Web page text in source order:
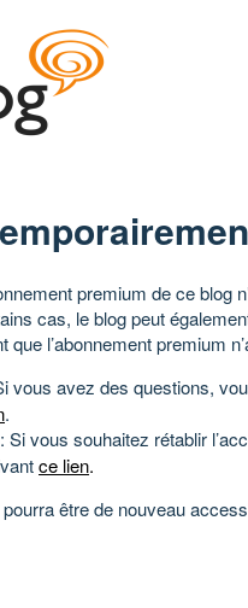
premium de ce blog
cas, le blog peut
l’abonnement premium
vous avez des questions,
.
: Si vous souhaitez rétablir
ce lien.
être de nouveau